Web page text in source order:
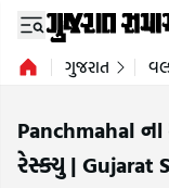
ગુજરાત
Panchmahal
રેસ્ક્યુ | Gujarat